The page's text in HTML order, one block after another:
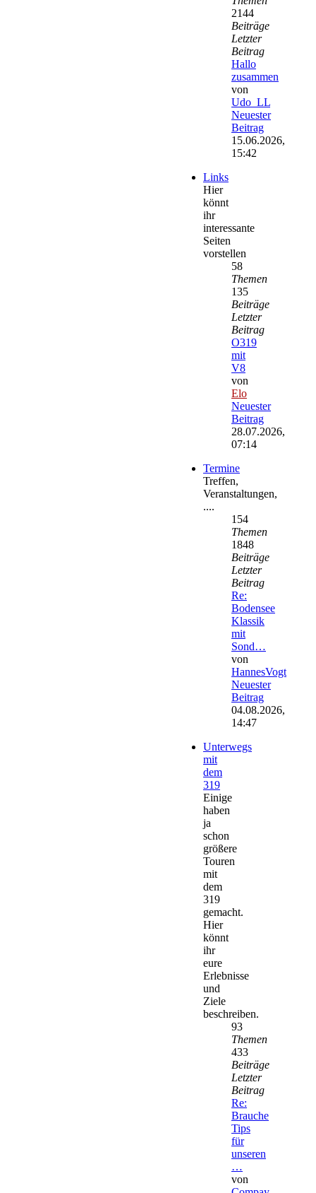
2144
Beiträge
Letzter
Beitrag
Hallo
zusammen
von
Udo_LL
Neuester
Beitrag
15.06.2026,
15:42
Links
Hier
könnt
ihr
interessante
Seiten
vorstellen
58
Themen
135
Beiträge
Letzter
Beitrag
O319
mit
V8
von
Elo
Neuester
Beitrag
28.07.2026,
07:14
Termine
Treffen,
Veranstaltungen,
....
154
Themen
1848
Beiträge
Letzter
Beitrag
Re:
Bodensee
Klassik
mit
Sond…
von
HannesVogt
Neuester
Beitrag
04.08.2026,
14:47
Unterwegs
mit
dem
319
Einige
haben
ja
schon
größere
Touren
mit
dem
319
gemacht.
Hier
könnt
ihr
eure
Erlebnisse
und
Ziele
beschreiben.
93
Themen
433
Beiträge
Letzter
Beitrag
Re:
Brauche
Tips
für
unseren
…
von